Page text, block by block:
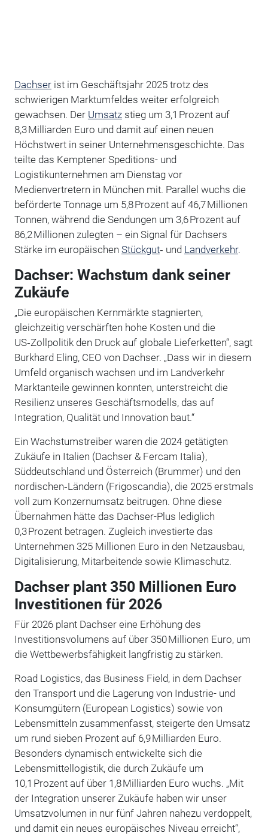
Dachserist im Geschäftsjahr 2025 trotz des
schwierigen Marktumfeldes weiter erfolgreich
gewachsen. Der Umsatzstieg um 3,1 Prozent auf
8,3 Milliarden Euro und damit auf einen neuen
Höchstwert in seiner Unternehmensgeschichte. Das
teilte das Kemptener Speditions- und
Logistikunternehmen am Dienstag vor
Medienvertretern in München mit. Parallel wuchs die
beförderte Tonnage um 5,8 Prozent auf 46,7 Millionen
Tonnen, während die Sendungen um 3,6 Prozent auf
86,2 Millionen zulegten – ein Signal für Dachsers
Stärke im europäischen Stückgut‑ und Landverkehr.
Dachser: Wachstum dank seiner
Zukäufe
„Die europäischen Kernmärkte stagnierten,
gleichzeitig verschärften hohe Kosten und die
US‑Zollpolitik den Druck auf globale Lieferketten“, sagt
Burkhard Eling, CEO von Dachser. „Dass wir in diesem
Umfeld organisch wachsen und im Landverkehr
Marktanteile gewinnen konnten, unterstreicht die
Resilienz unseres Geschäftsmodells, das auf
Integration, Qualität und Innovation baut.“
Ein Wachstumstreiber waren die 2024 getätigten
Zukäufe in Italien (Dachser & Fercam Italia),
Süddeutschland und Österreich (Brummer) und den
nordischen‑Ländern (Frigoscandia), die 2025 erstmals
voll zum Konzernumsatz beitrugen. Ohne diese
Übernahmen hätte das Dachser-Plus lediglich
0,3 Prozent betragen. Zugleich investierte das
Unternehmen 325 Millionen Euro in den Netzausbau,
Digitalisierung, Mitarbeitende sowie Klimaschutz.
Dachser plant 350 Millionen Euro
Investitionen für 2026
Für 2026 plant Dachser eine Erhöhung des
Investitionsvolumens auf über 350 Millionen Euro, um
die Wettbewerbsfähigkeit langfristig zu stärken.
Road Logistics, das Business Field, in dem Dachser
den Transport und die Lagerung von Industrie- und
Konsumgütern (European Logistics) sowie von
Lebensmitteln zusammenfasst, steigerte den Umsatz
um rund sieben Prozent auf 6,9 Milliarden Euro.
Besonders dynamisch entwickelte sich die
Lebensmittellogistik, die durch Zukäufe um
10,1 Prozent auf über 1,8 Milliarden Euro wuchs. „Mit
der Integration unserer Zukäufe haben wir unser
Umsatzvolumen in nur fünf Jahren nahezu verdoppelt,
und damit ein neues europäisches Niveau erreicht“,